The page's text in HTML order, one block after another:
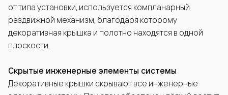
от типа установки, используется компланарный
раздвижной механизм, благодаря которому
декоративная крышка и полотно находятся в одной
плоскости.
Скрытые инженерные элементы системы
Декоративные крышки скрывают все инженерные